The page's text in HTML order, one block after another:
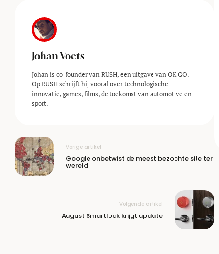
Johan Voets
Johan is co-founder van RUSH, een uitgave van OK GO.
Op RUSH schrijft hij vooral over technologische
innovatie, games, films, de toekomst van automotive en
sport.
Vorige artikel
Google onbetwist de meest bezochte site ter
wereld
Volgende artikel
August Smartlock krijgt update